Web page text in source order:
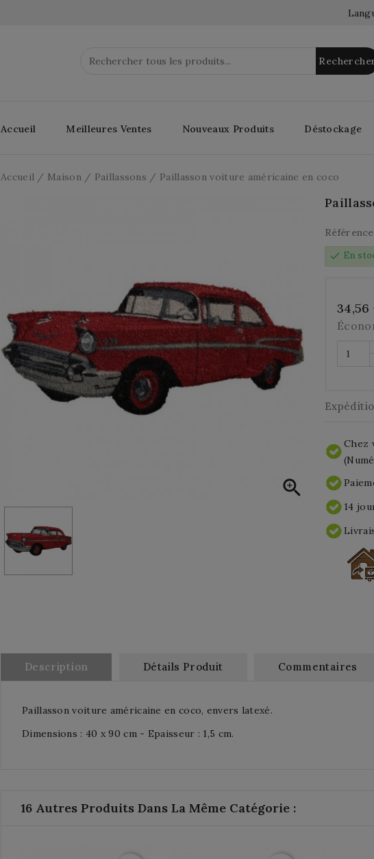
Accueil Meilleures Ventes Nouveaux Produits Déstockage
Accueil Maison Paillassons Paillasson voiture américaine en coco

Référence
check En
34,56
Chez
14
Description Détails Produit Commentaires
Paillasson voiture américaine en coco, envers latexé.
Dimensions : 40 x 90 cm - Epaisseur : 1,5 cm.
16 Autres Produits Dans La Même Catégorie :